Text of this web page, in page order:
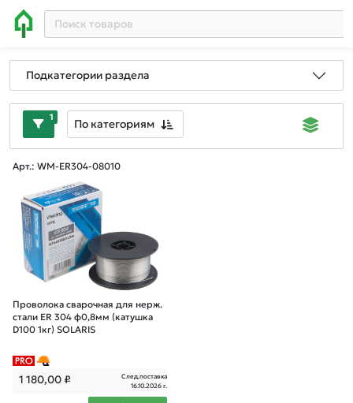
Подкатегории раздела
1 По категориям
Арт.: WM-ER304-08010
Проволока сварочная для нерж.
стали ER 304 ф0,8мм (катушка
D100 1кг) SOLARIS
1 180,00₽
След.поставка
16.10.2026 г.